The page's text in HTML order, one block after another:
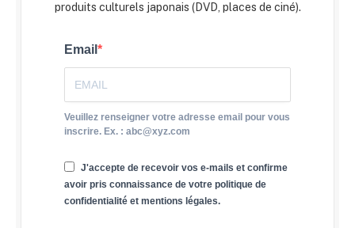
produits culturels japonais (DVD, places de ciné).
Email
Veuillez renseigner votre adresse email pour vous
inscrire. Ex. : abc@xyz.com
J'accepte de recevoir vos e-mails et confirme
avoir pris connaissance de votre politique de
confidentialité et mentions légales.